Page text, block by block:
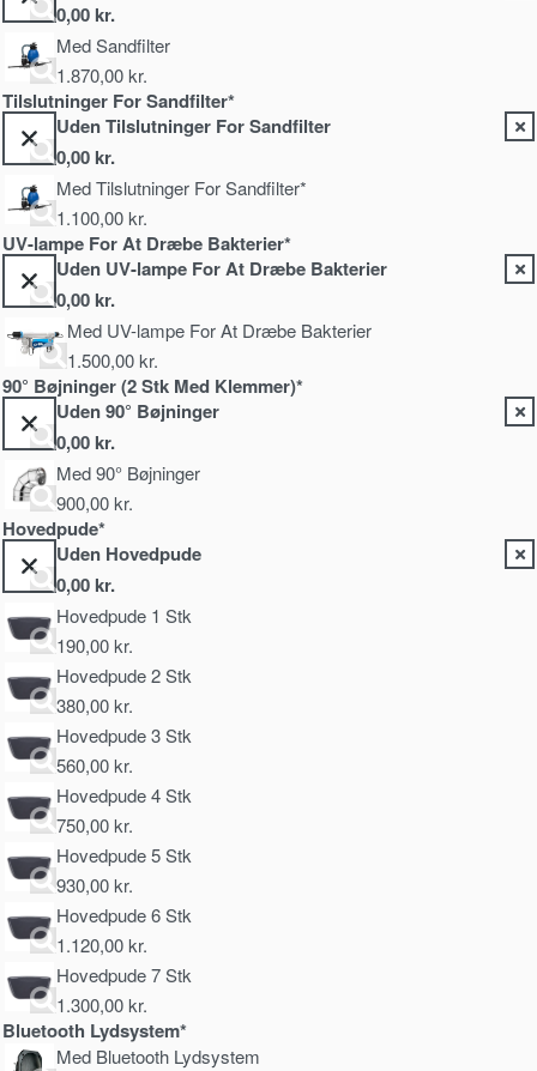
0,00 kr.
Med Sandfilter
1.870,00kr.
Tilslutninger For Sandfilter*
Uden Tilslutninger For Sandfilter
0,00 kr.
Med Tilslutninger For Sandfilter*
1.100,00kr.
UV-lampe For At Dræbe Bakterier*
Uden UV-lampe For At Dræbe Bakterier
0,00 kr.
Med UV-lampe For At Dræbe Bakterier
1.500,00kr.
90° Bøjninger (2 Stk Med Klemmer)*
Uden 90° Bøjninger
0,00 kr.
Med 90° Bøjninger
900,00kr.
Hovedpude*
Uden Hovedpude
0,00 kr.
Hovedpude 1 Stk
190,00kr.
Hovedpude 2 Stk
380,00kr.
Hovedpude 3 Stk
560,00kr.
Hovedpude 4 Stk
750,00kr.
Hovedpude 5 Stk
930,00kr.
Hovedpude 6 Stk
1.120,00kr.
Hovedpude 7 Stk
1.300,00kr.
Bluetooth Lydsystem*
Med Bluetooth Lydsystem